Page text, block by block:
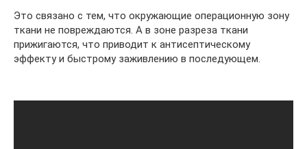
Это связано с тем, что окружающие операционную зону
ткани не повреждаются. А в зоне разреза ткани
прижигаются, что приводит к антисептическому
эффекту и быстрому заживлению в последующем.